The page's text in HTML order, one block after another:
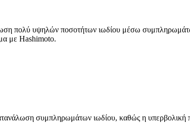
πολύ υψηλών ποσοτήτων ιωδίου μέσω
με Hashimoto.
συμπληρωμάτων ιωδίου, καθώς η υπερβολική